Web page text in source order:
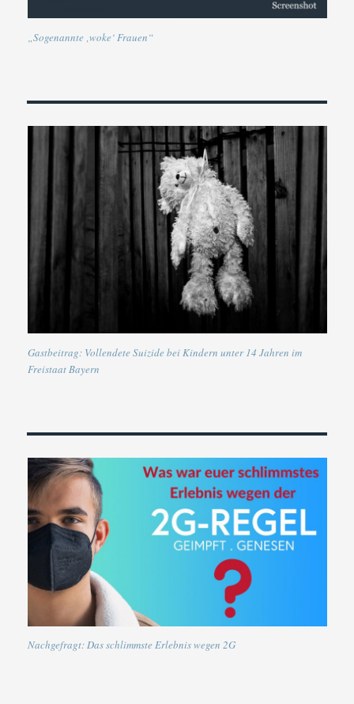
„Sogenannte ‚woke‘ Frauen“
Gastbeitrag: Vollendete Suizide bei Kindern unter 14 Jahren im
Freistaat Bayern
Nachgefragt: Das schlimmste Erlebnis wegen 2G